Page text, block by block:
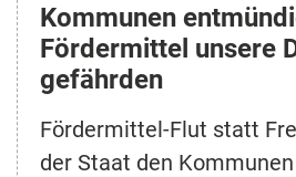
Kommunen
Fördermittel unsere
gefährden
Fördermittel-Flut statt
der Staat den